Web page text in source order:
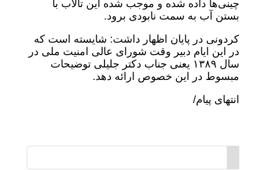
چینی‌ها داده شده و موجب شده این تالاب با
بستن آب به سمت نابودی برود.
کردونی در پایان اظهار داشت: شایسته است که
در این ایام دبیر وقت شورای عالی امنیت ملی در
سال ۱۳۸۹ یعنی جناب دکتر جلیلی توضیحات
مبسوط در این خصوص ارائه دهد.
انتهای پیام/